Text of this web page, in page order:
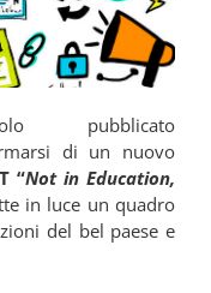
pubblicato
di un nuovo
“Not in Education,
in luce un quadro
del bel paese e